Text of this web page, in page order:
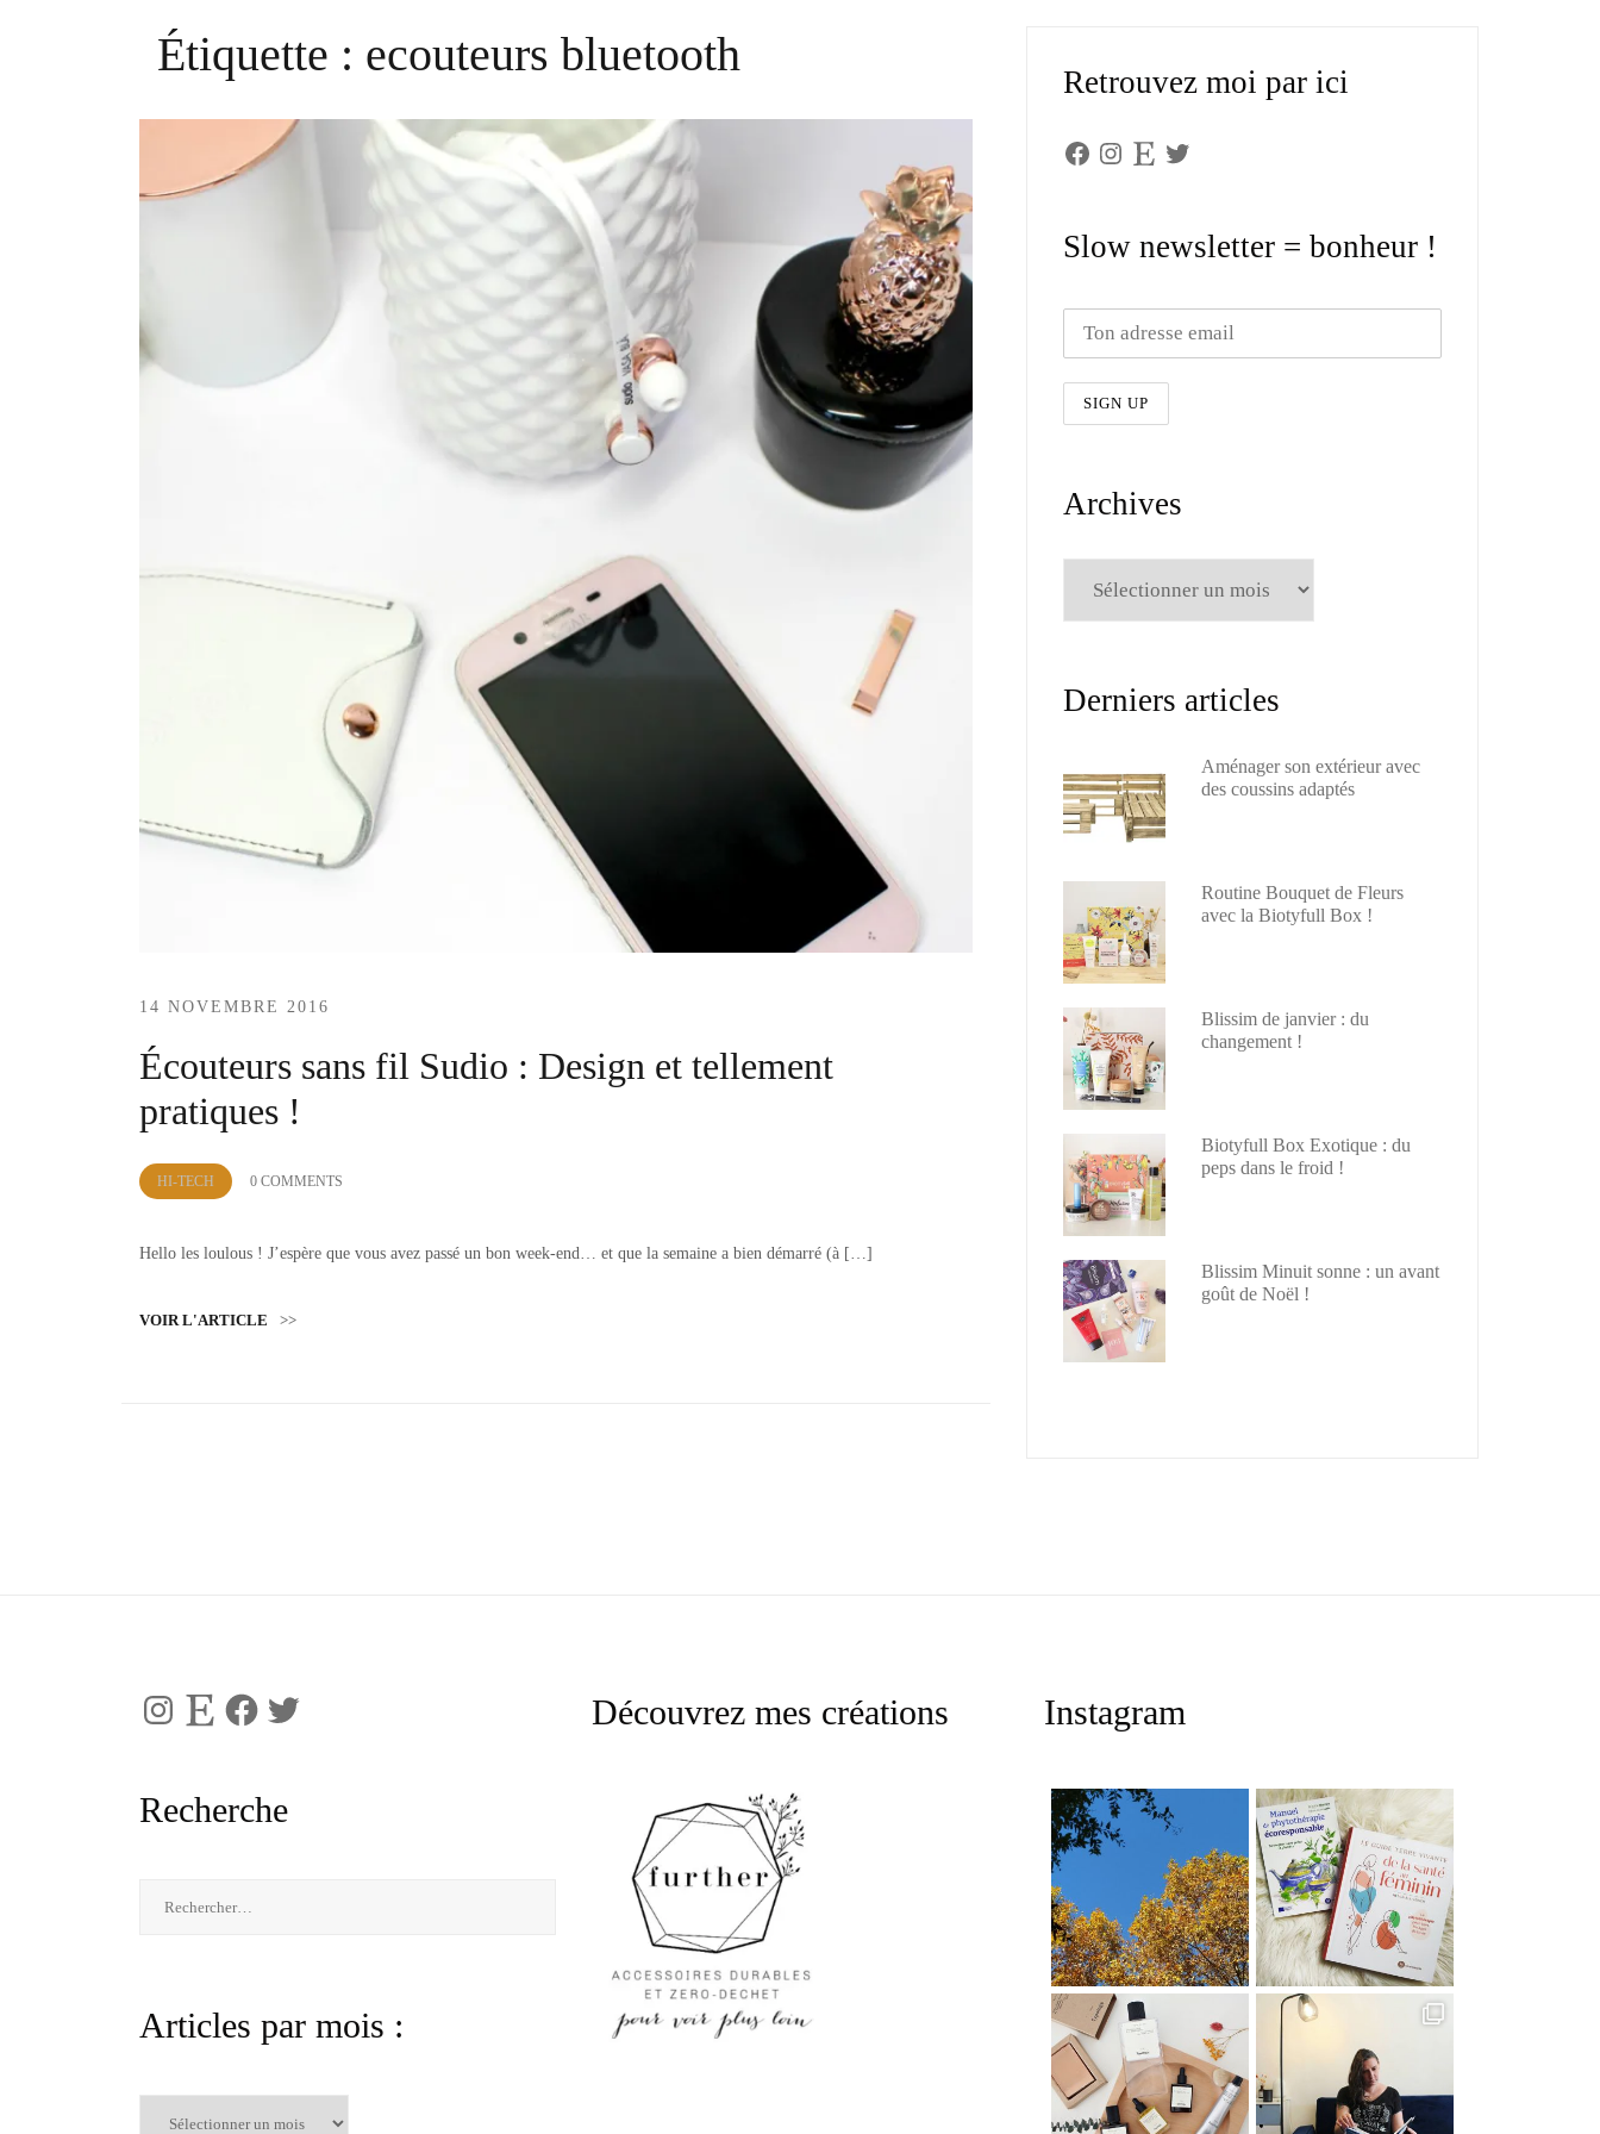
Étiquette : ecouteurs bluetooth
14 NOVEMBRE 2016
Écouteurs sans fil Sudio : Design et tellement
pratiques !
HI-TECH
by
0 COMMENTS
Hello les loulous ! J’espère que vous avez passé un bon week-end… et que la semaine a bien démarré (à […]
VOIR L'ARTICLE >>
Retrouvez moi par ici
Facebook
Instagram
Etsy Twitter
Slow newsletter = bonheur !
Archives
Derniers articles
Aménager son extérieur avec
des coussins adaptés
Routine Bouquet de Fleurs
avec la Biotyfull Box !
Blissim de janvier : du
changement !
Biotyfull Box Exotique : du
peps dans le froid !
Blissim Minuit sonne : un avant
goût de Noël !
Instagram
Etsy FacebookTwitter
Recherche
Articles par mois :
Découvrez mes créations Instagram